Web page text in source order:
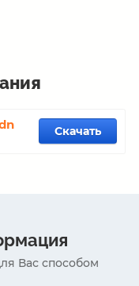
Скачать
Вас способом